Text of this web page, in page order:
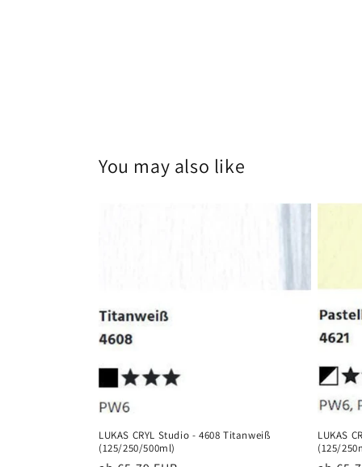
You may also like
LUKAS CRYL Studio - 4608 Titanweiß
(125/250/500ml)
LUKAS
(125/